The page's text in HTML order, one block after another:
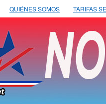
QUIÉNES SOMOS TARIFAS